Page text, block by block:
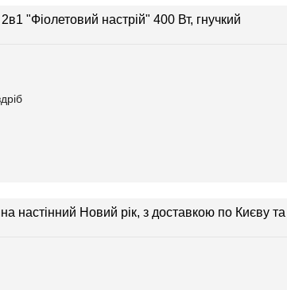
"Фіолетовий настрій" 400 Вт, гнучкий
настінний Новий рік, з доставкою по Києву та